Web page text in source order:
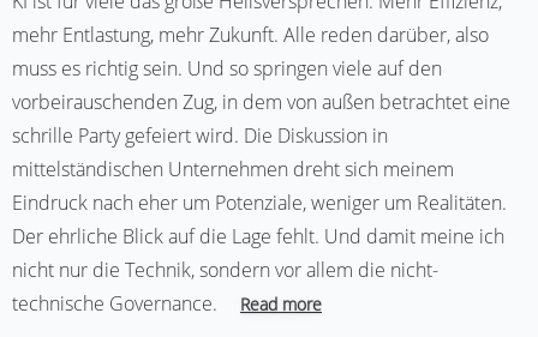
mehr Entlastung, mehr Zukunft. Alle reden darüber, also
muss es richtig sein. Und so springen viele auf den
vorbeirauschenden Zug, in dem von außen betrachtet eine
schrille Party gefeiert wird. Die Diskussion in
mittelständischen Unternehmen dreht sich meinem
Eindruck nach eher um Potenziale, weniger um Realitäten.
Der ehrliche Blick auf die Lage fehlt. Und damit meine ich
nicht nur die Technik, sondern vor allem die nicht-
technische Governance.
Read more